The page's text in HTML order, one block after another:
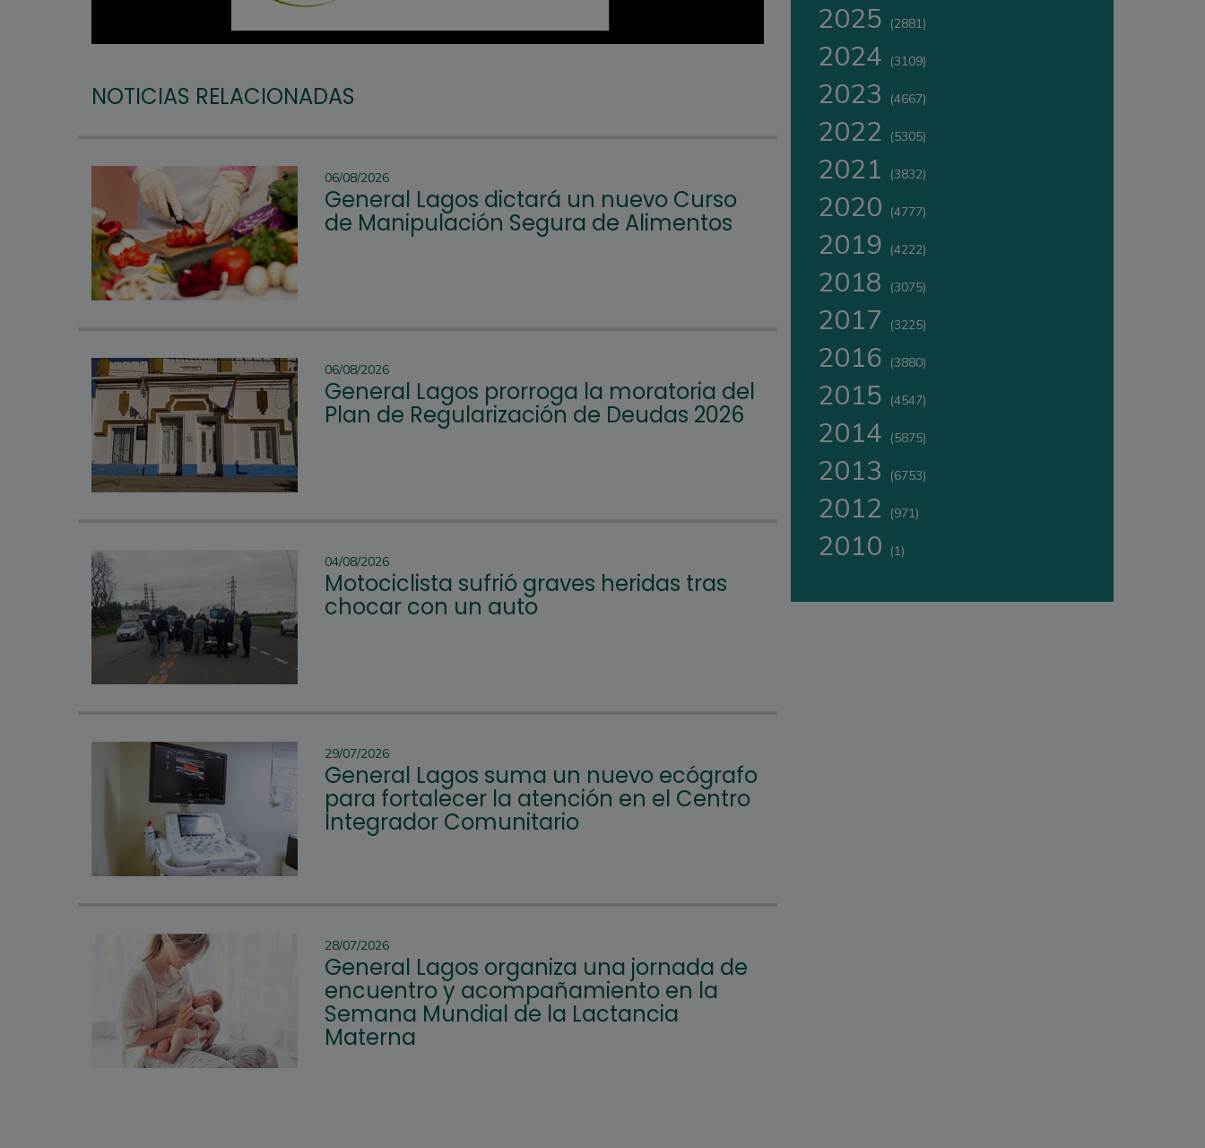
NOTICIAS RELACIONADAS
06/08/2026
General Lagos dictará un nuevo Curso
de Manipulación Segura de Alimentos
06/08/2026
General Lagos prorroga la moratoria del
Plan de Regularización de Deudas 2026
04/08/2026
Motociclista sufrió graves heridas tras
chocar con un auto
29/07/2026
General Lagos suma un nuevo ecógrafo
para fortalecer la atención en el Centro
Integrador Comunitario
28/07/2026
General Lagos organiza una jornada de
encuentro y acompañamiento en la
Semana Mundial de la Lactancia
Materna
2025 (2881)
2024 (3109)
2023 (4667)
2022 (5305)
2021 (3832)
2020 (4777)
2019 (4222)
2018 (3075)
2017 (3225)
2016 (3880)
2015 (4547)
2014 (5875)
2013 (6753)
2012 (971)
2010 (1)